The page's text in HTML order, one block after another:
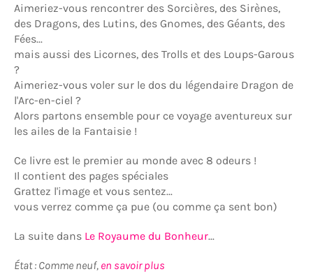
Aimeriez-vous rencontrer des Sorcières, des Sirènes,
des Dragons, des Lutins, des Gnomes, des Géants, des
Fées...
mais aussi des Licornes, des Trolls et des Loups-Garous
?
Aimeriez-vous voler sur le dos du légendaire Dragon de
l'Arc-en-ciel ?
Alors partons ensemble pour ce voyage aventureux sur
les ailes de la Fantaisie !
Ce livre est le premier au monde avec 8 odeurs !
Il contient des pages spéciales
Grattez l'image et vous sentez...
vous verrez comme ça pue (ou comme ça sent bon)
La suite dans Le Royaume du Bonheur...
État : Comme neuf, en savoir plus